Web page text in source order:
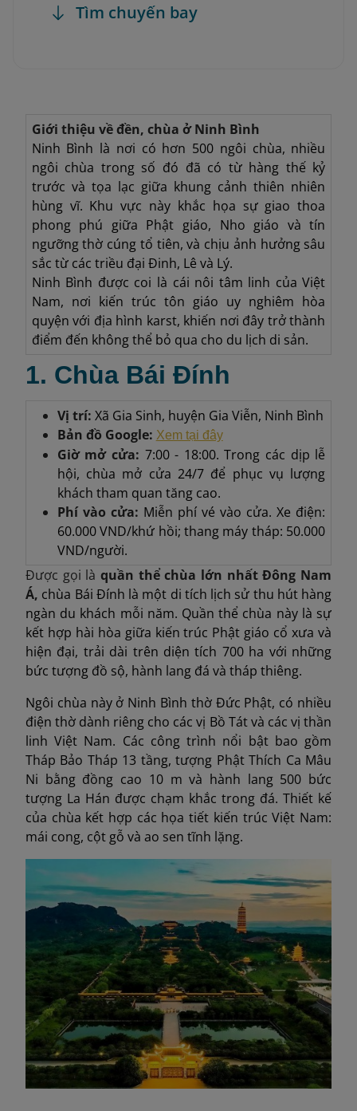
Tìm chuyến bay
Giới thiệu về đền, chùa ở Ninh Bình
Ninh Bình là nơi có hơn 500 ngôi chùa, nhiều
ngôi chùa trong số đó đã có từ hàng thế kỷ
trước và tọa lạc giữa khung cảnh thiên nhiên
hùng vĩ. Khu vực này khắc họa sự giao thoa
phong phú giữa Phật giáo, Nho giáo và tín
ngưỡng thờ cúng tổ tiên, và chịu ảnh hưởng sâu
sắc từ các triều đại Đinh, Lê và Lý.
Ninh Bình được coi là cái nôi tâm linh của Việt
Nam, nơi kiến trúc tôn giáo uy nghiêm hòa
quyện với địa hình karst, khiến nơi đây trở thành
điểm đến không thể bỏ qua cho du lịch di sản.
1. Chùa Bái Đính
Vị trí: Xã Gia Sinh, huyện Gia Viễn, Ninh Bình
Bản đồ Google: Xem tại đây
Giờ mở cửa: 7:00 - 18:00. Trong các dịp lễ
hội, chùa mở cửa 24/7 để phục vụ lượng
khách tham quan tăng cao.
Phí vào cửa: Miễn phí vé vào cửa. Xe điện:
60.000 VND/khứ hồi; thang máy tháp: 50.000
VND/người.
Được gọi là quần thể chùa lớn nhất Đông Nam
Á, chùa Bái Đính là một di tích lịch sử thu hút hàng
ngàn du khách mỗi năm. Quần thể chùa này là sự
kết hợp hài hòa giữa kiến trúc Phật giáo cổ xưa và
hiện đại, trải dài trên diện tích 700 ha với những
bức tượng đồ sộ, hành lang đá và tháp thiêng.
Ngôi chùa này ở Ninh Bình thờ Đức Phật, có nhiều
điện thờ dành riêng cho các vị Bồ Tát và các vị thần
linh Việt Nam. Các công trình nổi bật bao gồm
Tháp Bảo Tháp 13 tầng, tượng Phật Thích Ca Mâu
Ni bằng đồng cao 10 m và hành lang 500 bức
tượng La Hán được chạm khắc trong đá. Thiết kế
của chùa kết hợp các họa tiết kiến trúc Việt Nam:
mái cong, cột gỗ và ao sen tĩnh lặng.